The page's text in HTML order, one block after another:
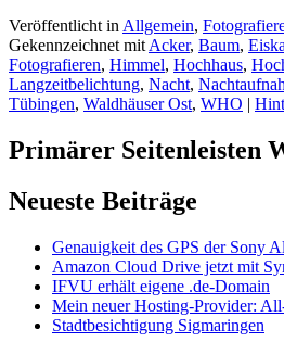
Veröffentlicht in Allgemein,
Gekennzeichnet mit Acker, Baum,
Fotografieren, Himmel, Hochhaus,
Langzeitbelichtung, Nacht,
Tübingen, Waldhäuser Ost, WHO |
Primärer Seitenleisten
Neueste Beiträge
Genauigkeit des GPS der Sony
Amazon Cloud Drive jetzt mit
IFVU erhält eigene .de-Domain
Mein neuer Hosting-Provider:
Stadtbesichtigung Sigmaringen